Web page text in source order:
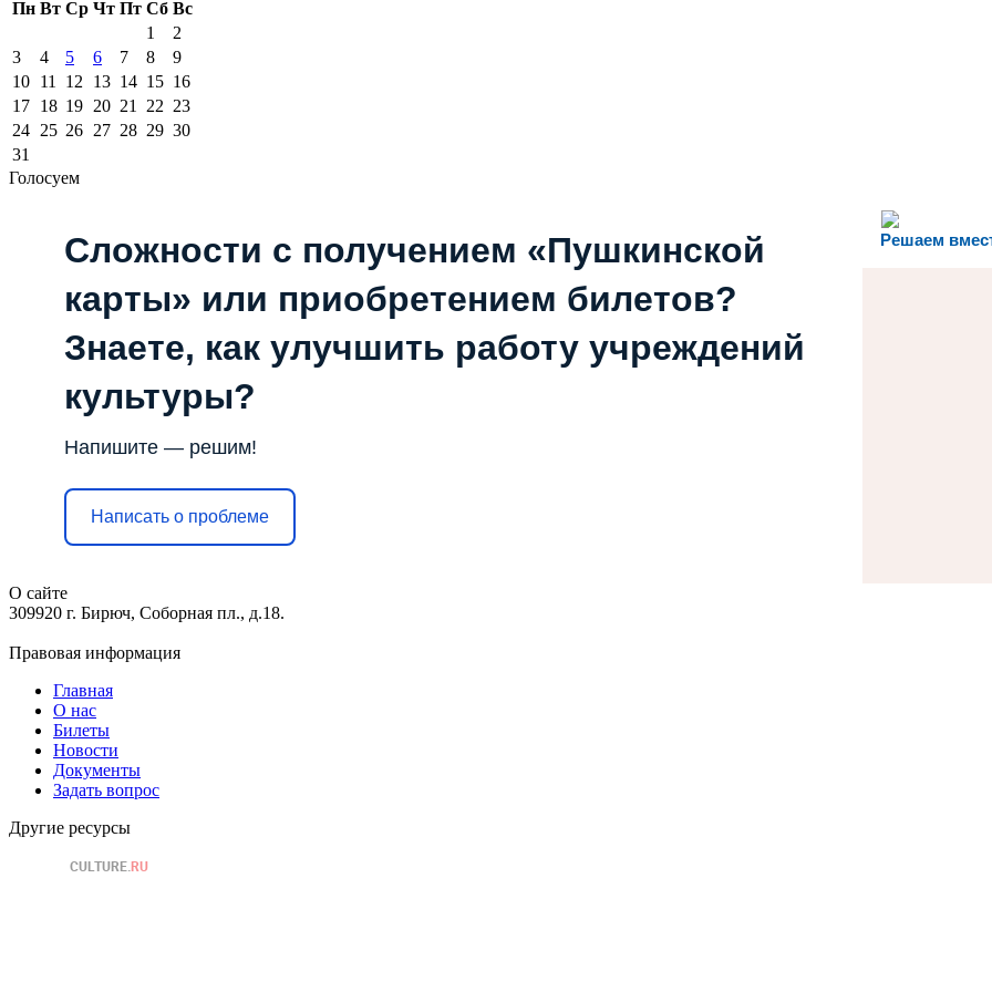
Пн Вт Ср Чт Пт Сб Вс
1
2
3
4 5 6 7 8
9
10 11 12 13 14 15 16
17 18 19 20 21 22 23
24 25 26 27 28 29 30
31
Голосуем
Решаем
Сложности с получением «Пушкинской
карты» или приобретением билетов?
Знаете, как улучшить работу учреждений
культуры?
Напишите — решим!
Написать о проблеме
О сайте
309920 г. Бирюч, Соборная пл., д.18.
Правовая информация
Главная
О нас
Билеты
Новости
Документы
Задать вопрос
Другие ресурсы